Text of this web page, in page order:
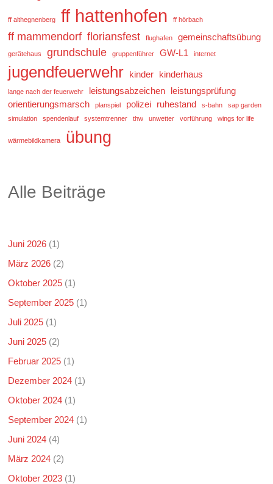
ff althegnenberg ff hattenhofen ff hörbach
ff mammendorf floriansfest flughafen gemeinschaftsübung
gerätehaus grundschule gruppenführer GW-L1 internet
jugendfeuerwehr kinder kinderhaus
lange nach der feuerwehr leistungsabzeichen leistungsprüfung
orientierungsmarsch
planspiel polizei ruhestand s-bahn
sap garden
simulation
spendenlauf systemtrenner thw unwetter vorführung wings for life
wärmebildkamera übung
Alle Beiträge
Juni 2026 (1)
März 2026 (2)
Oktober 2025 (1)
September 2025 (1)
Juli 2025 (1)
Juni 2025 (2)
Februar 2025 (1)
Dezember 2024 (1)
Oktober 2024 (1)
September 2024 (1)
Juni 2024 (4)
März 2024 (2)
Oktober 2023 (1)